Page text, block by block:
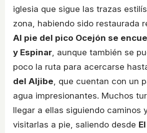
iglesia que sigue las trazas
zona, habiendo sido restaurada
Al pie del pico Ocejón se
y Espinar , aunque también se
poco la ruta para acercarse
del Aljibe , que cuentan con un
agua impresionantes. Muchos
llegar a ellas siguiendo caminos
visitarlas a pie, saliendo desde